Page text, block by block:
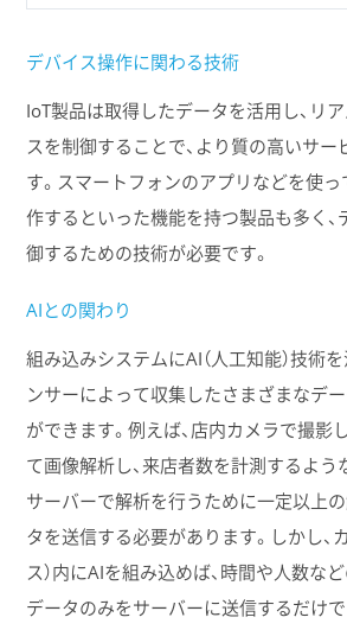
デバイス操作に関わる技術
IoT製品は取得したデータを活用し、リ
スを制御することで、より質の高いサー
す。スマートフォンのアプリなどを使
作するといった機能を持つ製品も多く
御するための技術が必要です。
AIとの関わり
組み込みシステムにAI（人工知能）技術
ンサーによって収集したさまざまなデ
ができます。例えば、店内カメラで撮影
て画像解析し、来店者数を計測するよう
サーバーで解析を行うために一定以上
タを送信する必要があります。しかし、
ス）内にAIを組み込めば、時間や人数な
データのみをサーバーに送信するだけ